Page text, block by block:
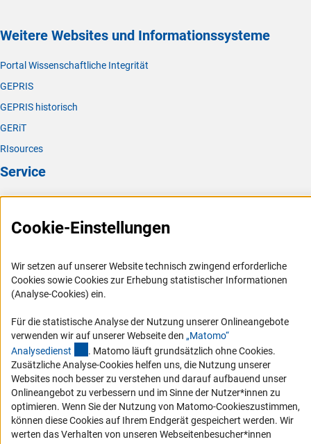
Weitere Websites und Informationssysteme
Portal Wissenschaftliche Integrität
GEPRIS
GEPRIS historisch
GERiT
RIsources
Service
Presse
FAQ
Logo und Corporate Design
RSS-Feeds
Vergabeverfahren
Barrierefreiheit
Service und Informationen für Menschen mit Behinderungen
Erklärung zur Barrierefreiheit
Barriere melden
Cookie-Einstellungen
Wir setzen auf unserer Website technisch zwingend erforderliche
Cookies sowie Cookies zur Erhebung statistischer Informationen
(Analyse-Cookies) ein.
Für die statistische Analyse der Nutzung unserer Onlineangebote
verwenden wir auf unserer Webseite den „Matomo“
Analysedienst (externer Link)
. Matomo läuft grundsätzlich ohne Cookies.
Zusätzliche Analyse-Cookies helfen uns, die Nutzung unserer
Websites noch besser zu verstehen und darauf aufbauend unser
Onlineangebot zu verbessern und im Sinne der Nutzer*innen zu
optimieren. Wenn Sie der Nutzung von Matomo-Cookieszustimmen,
können diese Cookies auf Ihrem Endgerät gespeichert werden. Wir
werten das Verhalten von unseren Webseitenbesucher*innen